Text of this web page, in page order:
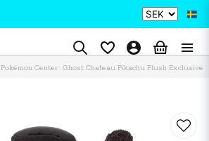
Pokémon Center: Ghost Chateau Pikachu Plush Exclusive